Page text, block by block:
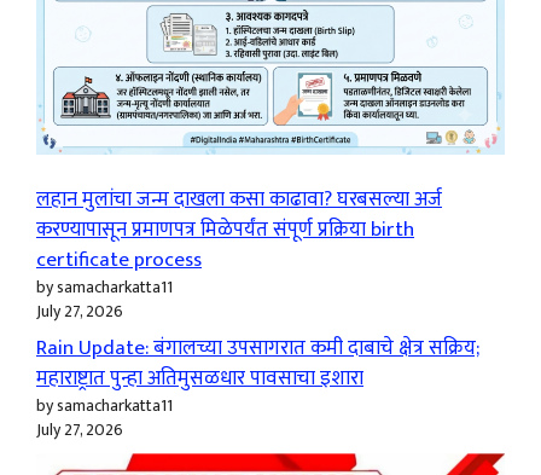
लहान मुलांचा जन्म दाखला कसा काढावा? घरबसल्या अर्ज
करण्यापासून प्रमाणपत्र मिळेपर्यंत संपूर्ण प्रक्रिया birth
certificate process
by samacharkatta11
July 27, 2026
Rain Update: बंगालच्या उपसागरात कमी दाबाचे क्षेत्र सक्रिय;
महाराष्ट्रात पुन्हा अतिमुसळधार पावसाचा इशारा
by samacharkatta11
July 27, 2026